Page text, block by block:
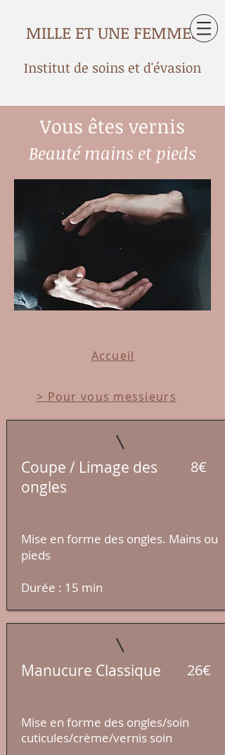
MILLE ET UNE FEMMES
Institut de soins et d'évasion
Vous êtes vernis
Beauté mains et pieds
Accueil
> Pour vous messieurs
Coupe / Limage des
ongles
8€
Mise en forme des ongles. Mains ou
pieds
Durée : 15 min
Manucure Classique 26€
Mise en forme des ongles/soin
cuticules/crème/vernis soin